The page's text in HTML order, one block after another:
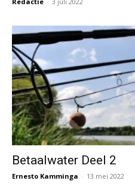
Betaalwater Deel 2
Ernesto Kamminga - 13 mei 2022